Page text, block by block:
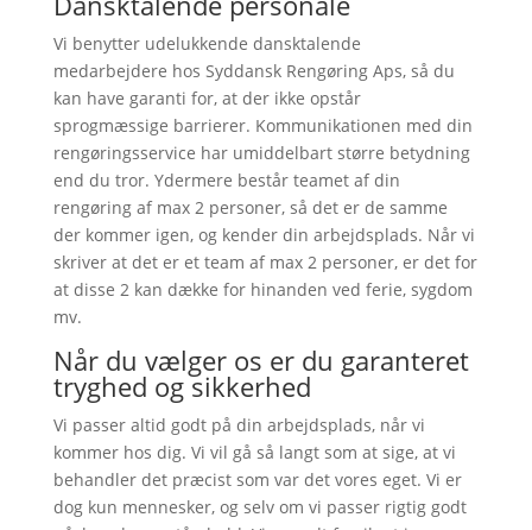
Vi benytter udelukkende dansktalende
medarbejdere hos Syddansk Rengøring Aps, så du
kan have garanti for, at der ikke opstår
sprogmæssige barrierer. Kommunikationen med din
rengøringsservice har umiddelbart større betydning
end du tror. Ydermere består teamet af din
rengøring af max 2 personer, så det er de samme
der kommer igen, og kender din arbejdsplads. Når vi
skriver at det er et team af max 2 personer, er det for
at disse 2 kan dække for hinanden ved ferie, sygdom
mv.
Når du vælger os er du garanteret
tryghed og sikkerhed
Vi passer altid godt på din arbejdsplads, når vi
kommer hos dig. Vi vil gå så langt som at sige, at vi
behandler det præcist som var det vores eget. Vi er
dog kun mennesker, og selv om vi passer rigtig godt